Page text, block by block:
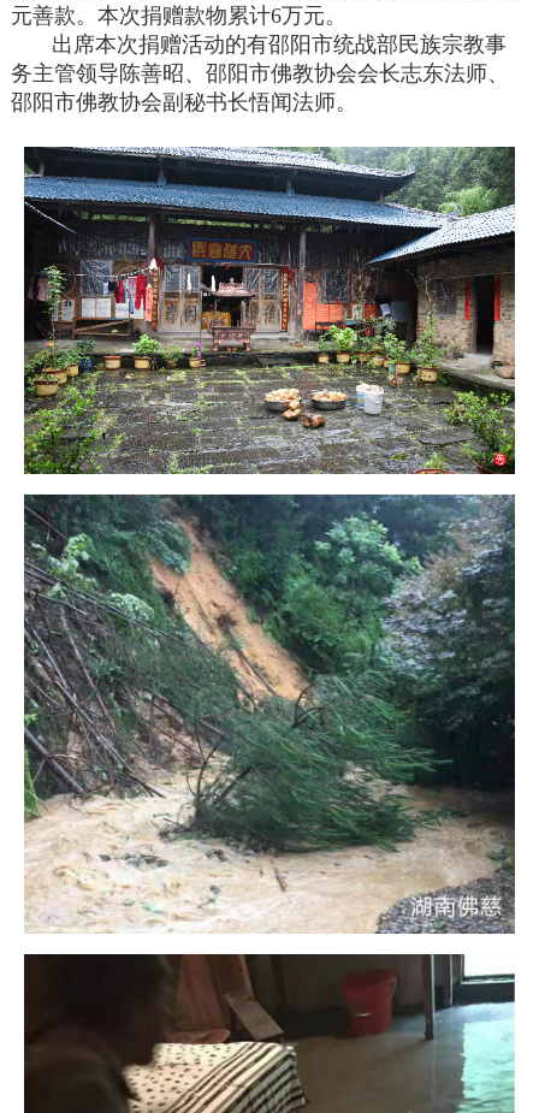
元善款。本次捐赠款物累计6万元。
出席本次捐赠活动的有邵阳市统战部民族宗教事
务主管领导陈善昭、邵阳市佛教协会会长志东法师、
邵阳市佛教协会副秘书长悟闻法师。